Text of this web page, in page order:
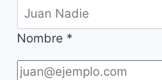
Nombre *